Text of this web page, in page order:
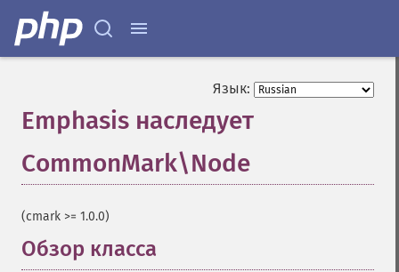
Язык:
Emphasis наследует
CommonMark\Node
(cmark >= 1.0.0)
Обзор класса